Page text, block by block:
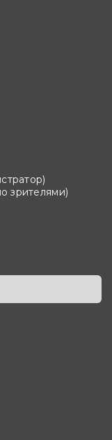
зрителями)